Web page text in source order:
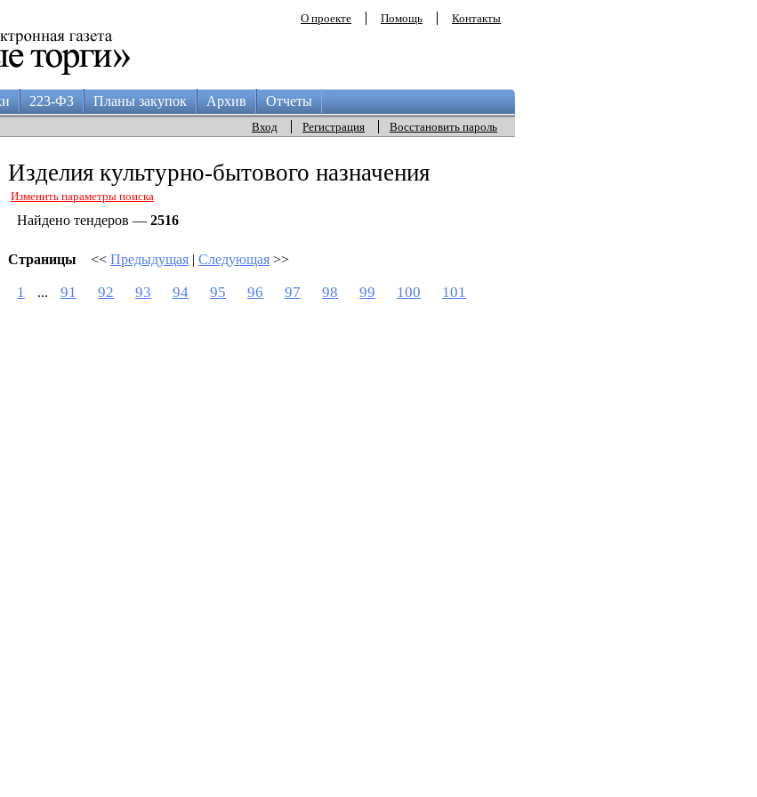
О проекте Помощь Контакты
223-ФЗ Планы закупок Архив Отчеты
Вход Регистрация Восстановить пароль
Изделия культурно-бытового назначения
Изменить параметры поиска
Найдено тендеров — 2516
Страницы << Предыдущая | Следующая >>
1 ... 91 92 93 94 95 96 97 98 99 100 101